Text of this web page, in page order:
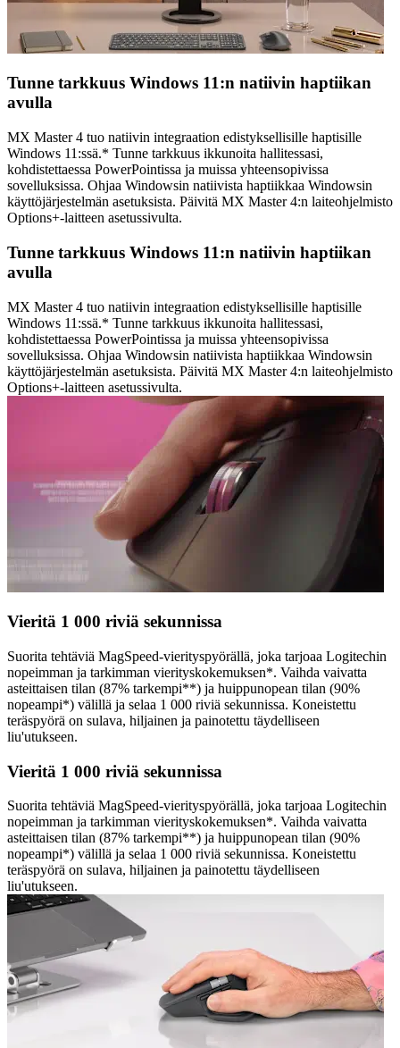
Tunne tarkkuus Windows 11:n natiivin haptiikan
avulla
MX Master 4 tuo natiivin integraation edistyksellisille haptisille
Windows 11:ssä.* Tunne tarkkuus ikkunoita hallitessasi,
kohdistettaessa PowerPointissa ja muissa yhteensopivissa
sovelluksissa. Ohjaa Windowsin natiivista haptiikkaa Windowsin
käyttöjärjestelmän asetuksista. Päivitä MX Master 4:n laiteohjelmisto
Options+-laitteen asetussivulta.
Tunne tarkkuus Windows 11:n natiivin haptiikan
avulla
MX Master 4 tuo natiivin integraation edistyksellisille haptisille
Windows 11:ssä.* Tunne tarkkuus ikkunoita hallitessasi,
kohdistettaessa PowerPointissa ja muissa yhteensopivissa
sovelluksissa. Ohjaa Windowsin natiivista haptiikkaa Windowsin
käyttöjärjestelmän asetuksista. Päivitä MX Master 4:n laiteohjelmisto
Options+-laitteen asetussivulta.
Vieritä 1 000 riviä sekunnissa
Suorita tehtäviä MagSpeed-vierityspyörällä, joka tarjoaa Logitechin
nopeimman ja tarkimman vierityskokemuksen*. Vaihda vaivatta
asteittaisen tilan (87% tarkempi**) ja huippunopean tilan (90%
nopeampi*) välillä ja selaa 1 000 riviä sekunnissa. Koneistettu
teräspyörä on sulava, hiljainen ja painotettu täydelliseen
liu'utukseen.
Vieritä 1 000 riviä sekunnissa
Suorita tehtäviä MagSpeed-vierityspyörällä, joka tarjoaa Logitechin
nopeimman ja tarkimman vierityskokemuksen*. Vaihda vaivatta
asteittaisen tilan (87% tarkempi**) ja huippunopean tilan (90%
nopeampi*) välillä ja selaa 1 000 riviä sekunnissa. Koneistettu
teräspyörä on sulava, hiljainen ja painotettu täydelliseen
liu'utukseen.